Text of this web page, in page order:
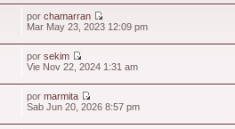
porchamarran
Mar May 23, 2023 12:09 pm
porsekim
Vie Nov 22, 2024 1:31 am
pormarmita
Sab Jun 20, 2026 8:57 pm